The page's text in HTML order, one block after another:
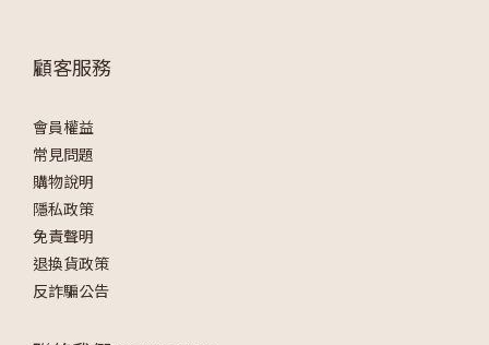
顧客服務
會員權益
常見問題
購物說明
隱私政策
免責聲明
退換貨政策
反詐騙公告